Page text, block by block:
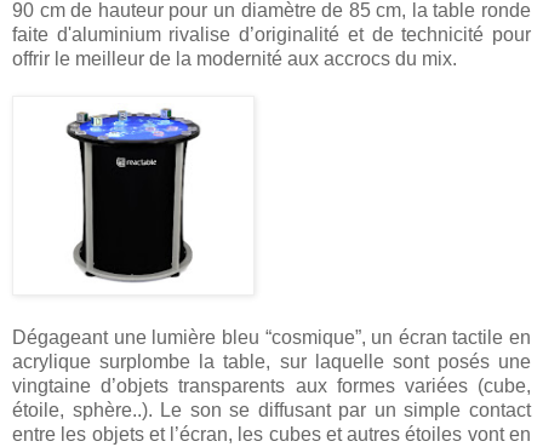
90 cm de hauteur pour un diamètre de 85 cm, la table ronde
faite d'aluminium rivalise d’originalité et de technicité pour
offrir le meilleur de la modernité aux accrocs du mix.
Dégageant une lumière bleu “cosmique”, un écran tactile en
acrylique surplombe la table, sur laquelle sont posés une
vingtaine d’objets transparents aux formes variées (cube,
étoile, sphère..). Le son se diffusant par un simple contact
entre les objets et l’écran, les cubes et autres étoiles vont en